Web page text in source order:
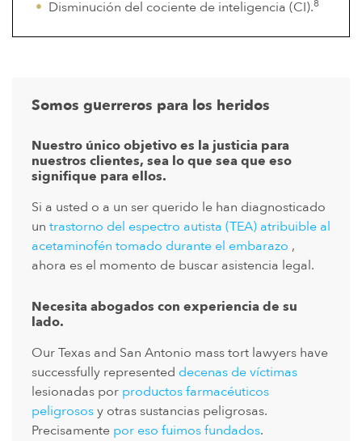
Disminución del cociente de inteligencia (CI).8
Somos guerreros para los heridos
Nuestro único objetivo es la justicia para
nuestros clientes, sea lo que sea que eso
signifique para ellos.
Si a usted o a un ser querido le han diagnosticado
un trastorno del espectro autista (TEA) atribuible al
acetaminofén tomado durante el embarazo ,
ahora es el momento de buscar asistencia legal.
Necesita abogados con experiencia de su
lado.
Our Texas and San Antonio mass tort lawyers have
successfully represented decenas de víctimas
lesionadas por productos farmacéuticos
peligrososy otras sustancias peligrosas.
Precisamente por eso fuimos fundados.